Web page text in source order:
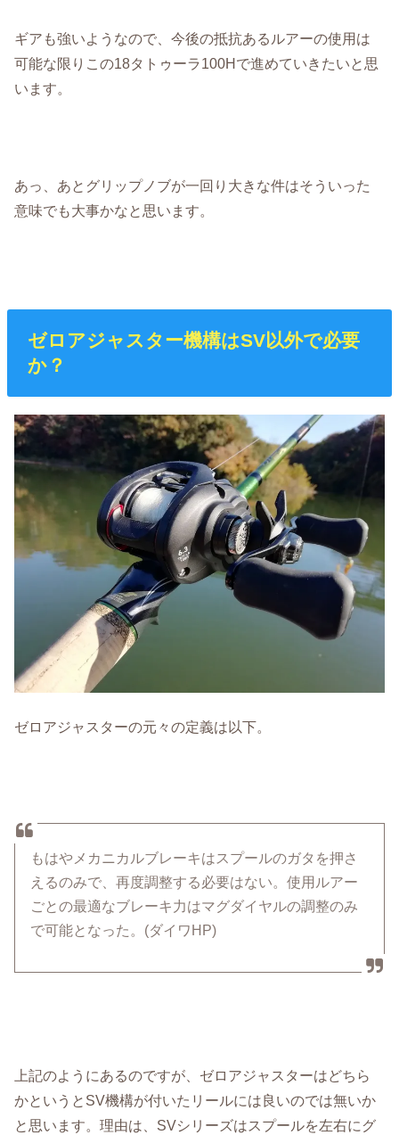
ギアも強いようなので、今後の抵抗あるルアーの使用は
可能な限りこの18タトゥーラ100Hで進めていきたいと思
います。
あっ、あとグリップノブが一回り大きな件はそういった
意味でも大事かなと思います。
ゼロアジャスター機構はSV以外で必要
か？
ゼロアジャスターの元々の定義は以下。
もはやメカニカルブレーキはスプールのガタを押さ
えるのみで、再度調整する必要はない。使用ルアー
ごとの最適なブレーキ力はマグダイヤルの調整のみ
で可能となった。(ダイワHP)
上記のようにあるのですが、ゼロアジャスターはどちら
かというとSV機構が付いたリールには良いのでは無いか
と思います。理由は、SVシリーズはスプールを左右にグ